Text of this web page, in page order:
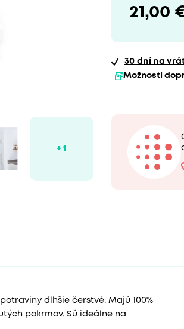
21,00
30 dní na
Možnosti
dlhšie čerstvé. Majú 100%
pokrmov. Sú ideálne na